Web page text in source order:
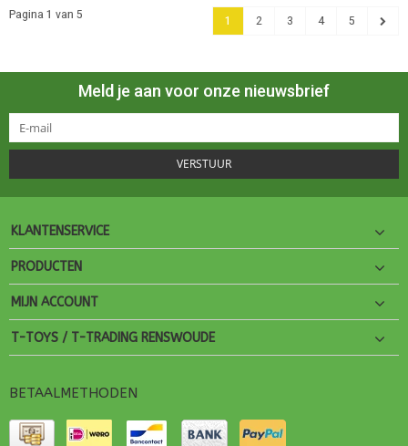
Pagina 1 van 5 1 2 3 4 5
Meld je aan voor onze nieuwsbrief
VERSTUUR
KLANTENSERVICE
PRODUCTEN
MIJN ACCOUNT
T-TOYS / T-TRADING RENSWOUDE
BETAALMETHODEN